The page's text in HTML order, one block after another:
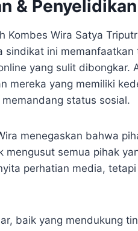
& Penyelidikan
Kombes Wira Satya
sindikat ini
yang sulit dibongkar.
mereka yang memiliki
status sosial.
menegaskan bahwa
mengusut semua pihak
perhatian media,
baik yang mendukung